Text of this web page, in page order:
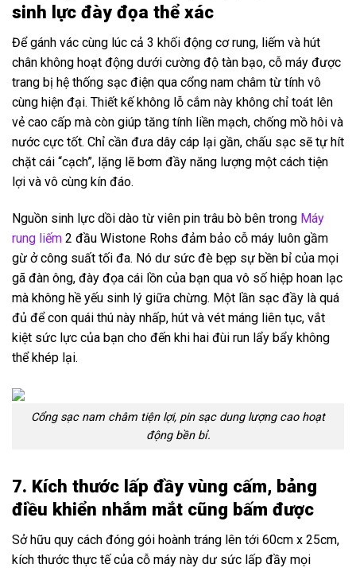
sinh lực đày đọa thể xác
Để gánh vác cùng lúc cả 3 khối động cơ rung, liếm và hút
chân không hoạt động dưới cường độ tàn bạo, cỗ máy được
trang bị hệ thống sạc điện qua cổng nam châm từ tính vô
cùng hiện đại. Thiết kế không lỗ cắm này không chỉ toát lên
vẻ cao cấp mà còn giúp tăng tính liền mạch, chống mồ hôi và
nước cực tốt. Chỉ cần đưa dây cáp lại gần, chấu sạc sẽ tự hít
chặt cái “cạch”, lặng lẽ bơm đầy năng lượng một cách tiện
lợi và vô cùng kín đáo.
Nguồn sinh lực dồi dào từ viên pin trâu bò bên trong Máy
rung liếm 2 đầu Wistone Rohs đảm bảo cỗ máy luôn gầm
gừ ở công suất tối đa. Nó dư sức đè bẹp sự bền bỉ của mọi
gã đàn ông, đày đọa cái lồn của bạn qua vô số hiệp hoan lạc
mà không hề yếu sinh lý giữa chừng. Một lần sạc đầy là quá
đủ để con quái thú này nhấp, hút và vét máng liên tục, vắt
kiệt sức lực của bạn cho đến khi hai đùi run lẩy bẩy không
thể khép lại.
Cổng sạc nam châm tiện lợi, pin sạc dung lượng cao hoạt
động bền bỉ.
7. Kích thước lấp đầy vùng cấm, bảng
điều khiển nhắm mắt cũng bấm được
Sở hữu quy cách đóng gói hoành tráng lên tới 60cm x 25cm,
kích thước thực tế của cỗ máy này dư sức lấp đầy mọi